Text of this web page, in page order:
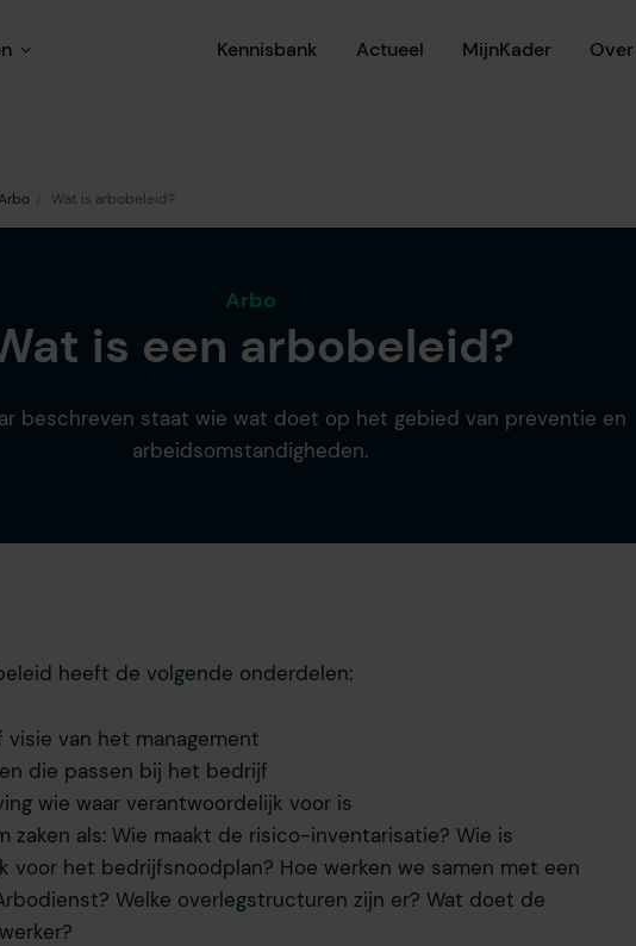
Kennisbank Actueel MijnKader
Wat is arbobeleid?
Arbo
is een arbobeleid?
beschreven staat wie wat doet op het gebied van preventie en
arbeidsomstandigheden.
heeft de volgende onderdelen:
visie van het management
die passen bij het bedrijf
wie waar verantwoordelijk voor is
zaken als: Wie maakt de risico-inventarisatie? Wie is
voor het bedrijfsnoodplan? Hoe werken we samen met een
Welke overlegstructuren zijn er? Wat doet de